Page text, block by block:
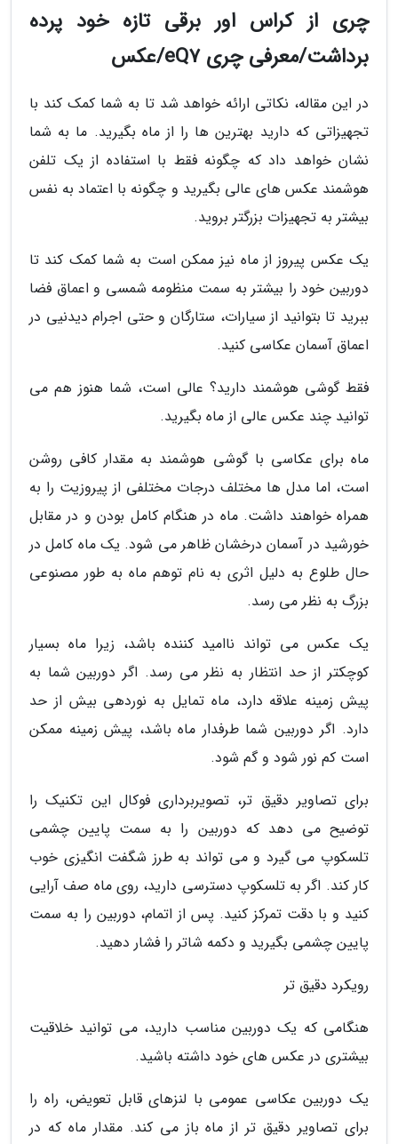
چری از کراس اور برقی تازه خود پرده
برداشت/معرفی چری eQ7/عکس
در این مقاله، نکاتی ارائه خواهد شد تا به شما کمک کند با
تجهیزاتی که دارید بهترین ها را از ماه بگیرید. ما به شما
نشان خواهد داد که چگونه فقط با استفاده از یک تلفن
هوشمند عکس های عالی بگیرید و چگونه با اعتماد به نفس
بیشتر به تجهیزات بزرگتر بروید.
یک عکس پیروز از ماه نیز ممکن است به شما کمک کند تا
دوربین خود را بیشتر به سمت منظومه شمسی و اعماق فضا
ببرید تا بتوانید از سیارات، ستارگان و حتی اجرام دیدنیی در
اعماق آسمان عکاسی کنید.
فقط گوشی هوشمند دارید؟ عالی است، شما هنوز هم می
توانید چند عکس عالی از ماه بگیرید.
ماه برای عکاسی با گوشی هوشمند به مقدار کافی روشن
است، اما مدل ها مختلف درجات مختلفی از پیروزیت را به
همراه خواهند داشت. ماه در هنگام کامل بودن و در مقابل
خورشید در آسمان درخشان ظاهر می شود. یک ماه کامل در
حال طلوع به دلیل اثری به نام توهم ماه به طور مصنوعی
بزرگ به نظر می رسد.
یک عکس می تواند ناامید کننده باشد، زیرا ماه بسیار
کوچکتر از حد انتظار به نظر می رسد. اگر دوربین شما به
پیش زمینه علاقه دارد، ماه تمایل به نوردهی بیش از حد
دارد. اگر دوربین شما طرفدار ماه باشد، پیش زمینه ممکن
است کم نور شود و گم شود.
برای تصاویر دقیق تر، تصویربرداری فوکال این تکنیک را
توضیح می دهد که دوربین را به سمت پایین چشمی
تلسکوپ می گیرد و می تواند به طرز شگفت انگیزی خوب
کار کند. اگر به تلسکوپ دسترسی دارید، روی ماه صف آرایی
کنید و با دقت تمرکز کنید. پس از اتمام، دوربین را به سمت
پایین چشمی بگیرید و دکمه شاتر را فشار دهید.
رویکرد دقیق تر
هنگامی که یک دوربین مناسب دارید، می توانید خلاقیت
بیشتری در عکس های خود داشته باشید.
یک دوربین عکاسی عمومی با لنزهای قابل تعویض، راه را
برای تصاویر دقیق تر از ماه باز می کند. مقدار ماه که در